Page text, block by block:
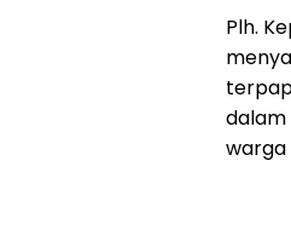
Plh.
warga